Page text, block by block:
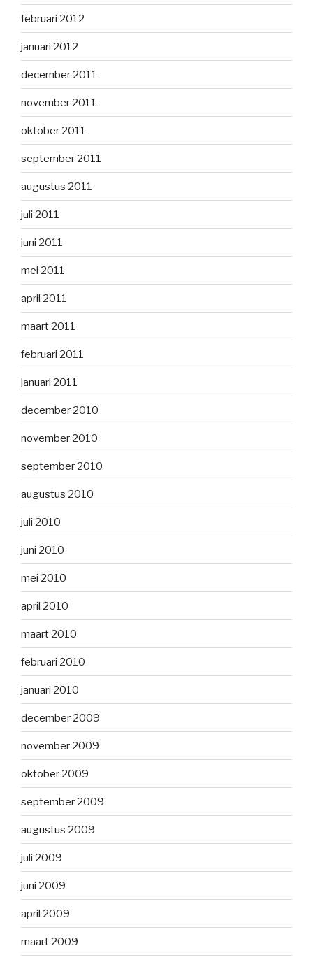
februari 2012
januari 2012
december 2011
november 2011
oktober 2011
september 2011
augustus 2011
juli 2011
juni 2011
mei 2011
april 2011
maart 2011
februari 2011
januari 2011
december 2010
november 2010
september 2010
augustus 2010
juli 2010
juni 2010
mei 2010
april 2010
maart 2010
februari 2010
januari 2010
december 2009
november 2009
oktober 2009
september 2009
augustus 2009
juli 2009
juni 2009
april 2009
maart 2009